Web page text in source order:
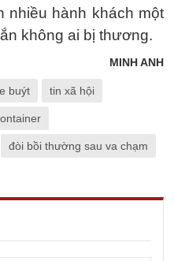
nhiều hành khách một
không ai bị thương.
MINH ANH
buýt tin xã hội
đòi bồi thường sau va chạm